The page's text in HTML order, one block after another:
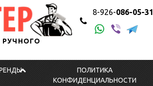
8-926-086-05-31
ПОЛИТИКА
КОНФИДЕНЦИАЛЬНОСТИ